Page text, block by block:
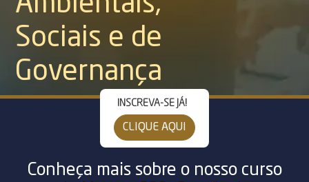
Segunda Graduação
Transferência Externa
Reabertura de Matrícula
Mestrado e Doutorado
Unit Idiomas
Sergipe
Pernambuco
EAD
Sociais e de
Governança
INSCREVA-SE JÁ!
CLIQUE AQUI
Conheça mais sobre o nosso curso